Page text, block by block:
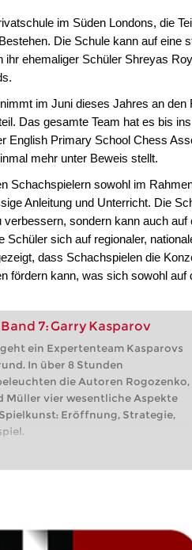
im Süden Londons, die
Die Schule kann auf eine
ehemaliger Schüler Shreyas
im Juni dieses Jahres an
Das gesamte Team hat es bis
English Primary School Chess
mehr unter Beweis stellt.
Schachspielern sowohl im
Anleitung und Unterricht. Die
sondern kann auch
sich auf regionaler,
dass Schachspielen die
fördern kann, was sich sowohl auf
7: Garry Kasparov
ein Expertenteam Kasparovs
In über 8 Stunden
die Autoren Rogozenko,
Müller vier wesentliche Aspekte
Eröffnung, Strategie,